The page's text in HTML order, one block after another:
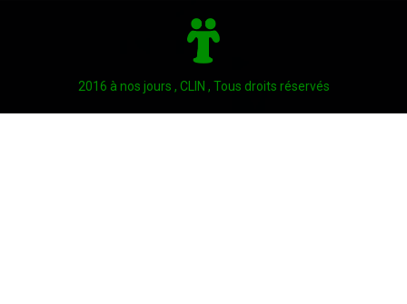
2016 à nos jours , CLIN , Tous droits réservés